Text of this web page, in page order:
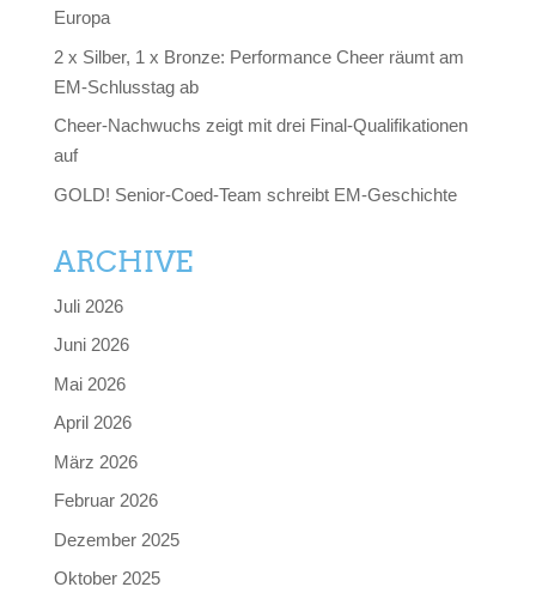
Europa
2 x Silber, 1 x Bronze: Performance Cheer räumt am
EM-Schlusstag ab
Cheer-Nachwuchs zeigt mit drei Final-Qualifikationen
auf
GOLD! Senior-Coed-Team schreibt EM-Geschichte
ARCHIVE
Juli 2026
Juni 2026
Mai 2026
April 2026
März 2026
Februar 2026
Dezember 2025
Oktober 2025